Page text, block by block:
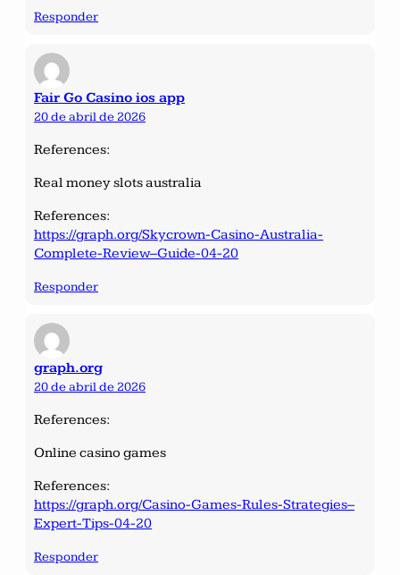
Responder
Fair Go Casino ios app
20 de abril de 2026
References:
Real money slots australia
References:
https://graph.org/Skycrown-Casino-Australia-
Complete-Review–Guide-04-20
Responder
graph.org
20 de abril de 2026
References:
Online casino games
References:
https://graph.org/Casino-Games-Rules-Strategies–
Expert-Tips-04-20
Responder